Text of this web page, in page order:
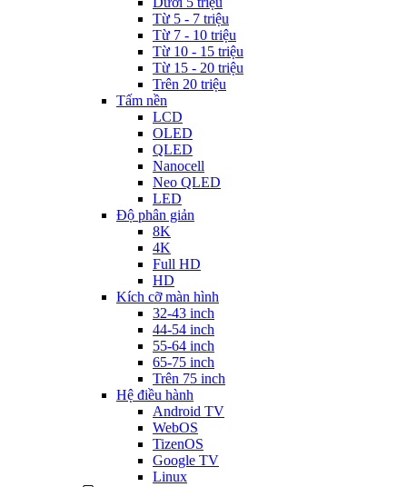
Từ 5 - 7 triệu
Từ 7 - 10 triệu
Từ 10 - 15 triệu
Từ 15 - 20 triệu
Trên 20 triệu
Tấm nền
LCD
OLED
QLED
Nanocell
Neo QLED
LED
Độ phân giản
8K
4K
Full HD
HD
Kích cỡ màn hình
32-43 inch
44-54 inch
55-64 inch
65-75 inch
Trên 75 inch
Hệ điều hành
Android TV
WebOS
TizenOS
Google TV
Linux